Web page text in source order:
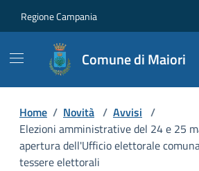
Regione Campania
Comune di Maiori
Home / Novità / Avvisi /
Elezioni amministrative del 24 e 25
apertura dell'Ufficio elettorale
tessere elettorali